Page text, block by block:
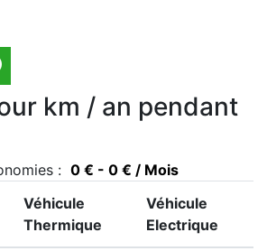
km / an pendant
: 0 € - 0 € / Mois
Véhicule
Thermique
Véhicule
Electrique